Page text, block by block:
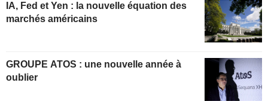
IA, Fed et Yen : la nouvelle équation des
marchés américains
GROUPE ATOS : une nouvelle année à
oublier